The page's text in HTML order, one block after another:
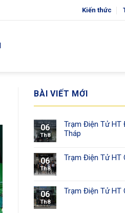
Kiến thức
BÀI VIẾT MỚI
06
Th8
Trạm Điện Tử HT
Tháp
06
Th8
Trạm Điện Tử HT
06
Th8
Trạm Điện Tử HT